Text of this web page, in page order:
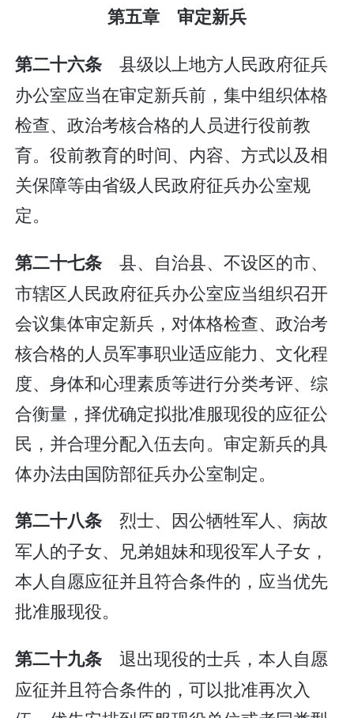
第五章 审定新兵
第二十六条 县级以上地方人民政府征兵
办公室应当在审定新兵前，集中组织体格
检查、政治考核合格的人员进行役前教
育。役前教育的时间、内容、方式以及相
关保障等由省级人民政府征兵办公室规
定。
第二十七条 县、自治县、不设区的市、
市辖区人民政府征兵办公室应当组织召开
会议集体审定新兵，对体格检查、政治考
核合格的人员军事职业适应能力、文化程
度、身体和心理素质等进行分类考评、综
合衡量，择优确定拟批准服现役的应征公
民，并合理分配入伍去向。审定新兵的具
体办法由国防部征兵办公室制定。
第二十八条 烈士、因公牺牲军人、病故
军人的子女、兄弟姐妹和现役军人子女，
本人自愿应征并且符合条件的，应当优先
批准服现役。
第二十九条 退出现役的士兵，本人自愿
应征并且符合条件的，可以批准再次入